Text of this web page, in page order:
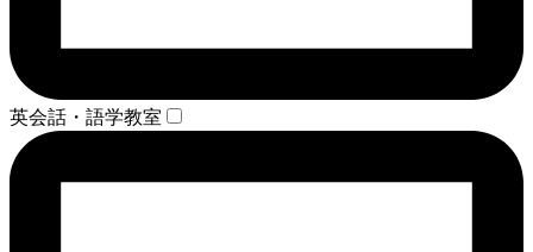
英会話・語学教室